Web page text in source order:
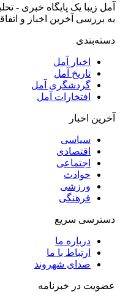
آمل زیبا یک پایگاه خبری -
به بررسی آخرین اخبار و
دسته‌بندی
اخبار آمل
تاریخ آمل
گردشگری آمل
افتخارات آمل
آخرین اخبار
سیاسی
اقتصادی
اجتماعی
حوادث
ورزشی
فرهنگی
دسترسی سریع
درباره ما
ارتباط با ما
صدای شهروند
عضویت در خبرنامه